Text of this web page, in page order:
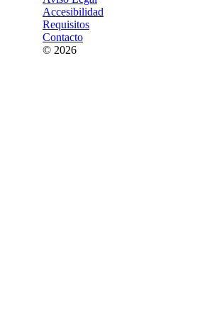
Accesibilidad
Requisitos
Contacto
© 2026